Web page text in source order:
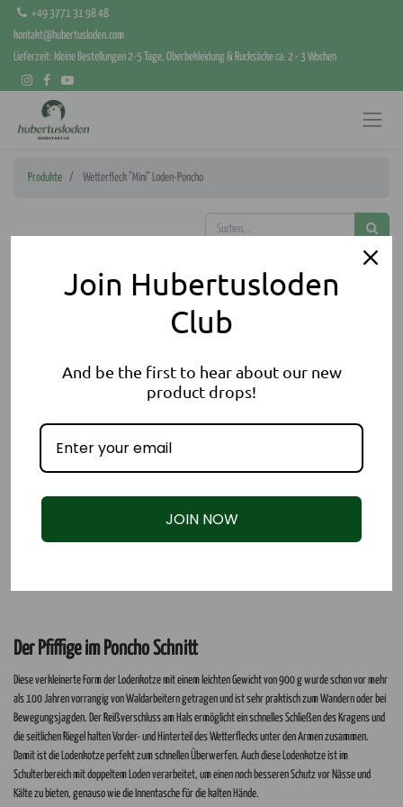
+49 3771 31 98 48
kontakt@hubertusloden.com
Lieferzeit: kleine Bestellungen 2-5 Tage, Oberbekleidung & Rucksäcke ca. 2 - 3 Wochen
Produkte Wetterfleck "Mini" Loden-Poncho
Der Pfiffige im Poncho Schnitt
Diese verkleinerte Form der Lodenkotze mit einem leichten Gewicht von 900 g wurde schon vor mehr
als 100 Jahren vorrangig von Waldarbeitern getragen und ist sehr praktisch zum Wandern oder bei
Bewegungsjagden. Der Reißverschluss am Hals ermöglicht ein schnelles Schließen des Kragens und
die seitlichen Riegel halten Vorder- und Hinterteil des Wetterflecks unter den Armen zusammen.
Damit ist die Lodenkotze perfekt zum schnellen Überwerfen. Auch diese Lodenkotze ist im
Schulterbereich mit doppeltem Loden verarbeitet, um einen noch besseren Schutz vor Nässe und
Kälte zu bieten, genauso wie die Innentasche für die kalten Hände.
Join Hubertusloden
Club
And be the first to hear about our new
product drops!
JOIN NOW